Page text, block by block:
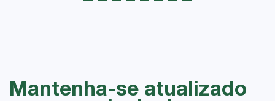
Mantenha-se atualizado